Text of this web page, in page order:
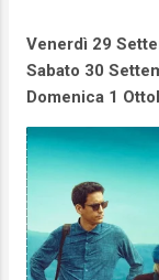
Venerdì 29
Sabato 30
Domenica 1